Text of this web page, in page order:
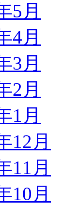
5月
4月
3月
2月
1月
12月
11月
10月